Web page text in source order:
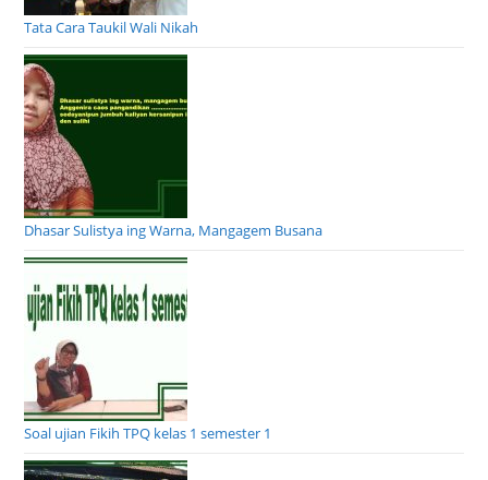
Tata Cara Taukil Wali Nikah
Dhasar Sulistya ing Warna, Mangagem Busana
Soal ujian Fikih TPQ kelas 1 semester 1